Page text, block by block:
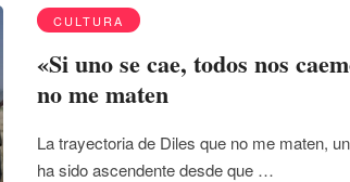
CULTURA
«Si uno se cae, todos nos
no me maten
La trayectoria de Diles que no me maten,
ha sido ascendente desde que …